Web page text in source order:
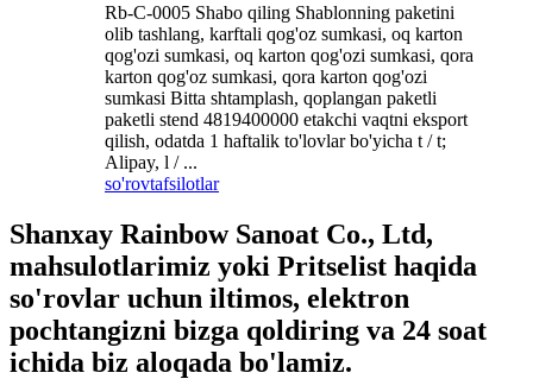
Rb-C-0005 Shabo qiling Shablonning paketini
olib tashlang, karftali qog'oz sumkasi, oq karton
qog'ozi sumkasi, oq karton qog'ozi sumkasi, qora
karton qog'oz sumkasi, qora karton qog'ozi
sumkasi Bitta shtamplash, qoplangan paketli
paketli stend 4819400000 etakchi vaqtni eksport
qilish, odatda 1 haftalik to'lovlar bo'yicha t / t;
Alipay, l / ...
so'rovtafsilotlar
Shanxay Rainbow Sanoat Co., Ltd,
mahsulotlarimiz yoki Pritselist haqida
so'rovlar uchun iltimos, elektron
pochtangizni bizga qoldiring va 24 soat
ichida biz aloqada bo'lamiz.